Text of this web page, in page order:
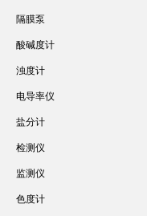
隔膜泵
酸碱度计
浊度计
电导率仪
盐分计
检测仪
监测仪
色度计